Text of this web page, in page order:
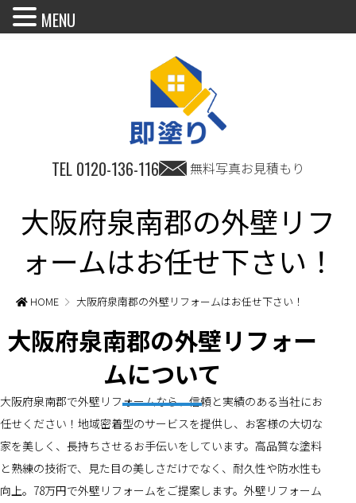
TEL 0120-136-116 無料写真お見積もり
大阪府泉南郡の外壁リフ
ォームはお任せ下さい！
HOME 大阪府泉南郡の外壁リフォームはお任せ下さい！
大阪府泉南郡の外壁リフォー
ムについて
大阪府泉南郡で外壁リフォームなら、信頼と実績のある当社にお
任せください！地域密着型のサービスを提供し、お客様の大切な
家を美しく、長持ちさせるお手伝いをしています。高品質な塗料
と熟練の技術で、見た目の美しさだけでなく、耐久性や防水性も
向上。78万円で外壁リフォームをご提案します。外壁リフォーム
MENU